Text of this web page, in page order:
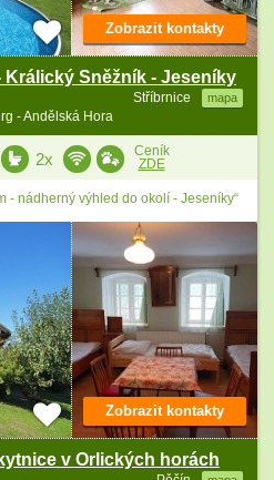
Králický Sněžník - Jeseníky
Stříbrnice mapa
- Andělská Hora
Zobrazit kontakty
2x
Ceník
ZDE
- nádherný výhled do okolí - Jeseníky“
v Orlických horách
Zobrazit kontakty